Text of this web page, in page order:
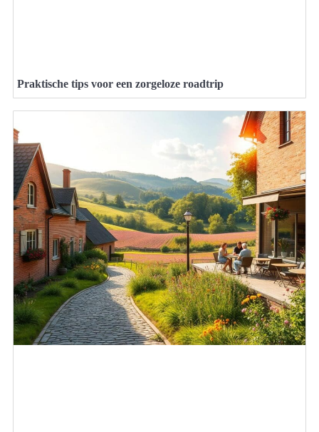
Praktische tips voor een zorgeloze roadtrip